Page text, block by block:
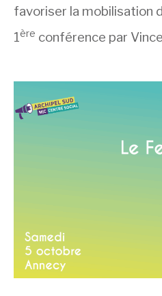
favoriser la mobilisation
1ère conférence par